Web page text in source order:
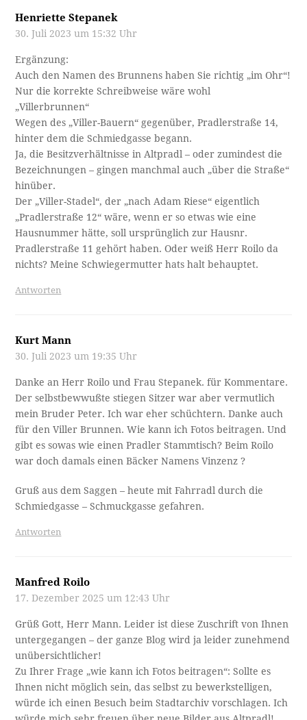
Henriette Stepanek
30. Juli 2023 um 15:32 Uhr
Ergänzung:
Auch den Namen des Brunnens haben Sie richtig „im Ohr“!
Nur die korrekte Schreibweise wäre wohl
„Villerbrunnen“
Wegen des „Viller-Bauern“ gegenüber, Pradlerstraße 14,
hinter dem die Schmiedgasse begann.
Ja, die Besitzverhältnisse in Altpradl – oder zumindest die
Bezeichnungen – gingen manchmal auch „über die Straße“
hinüber.
Der „Viller-Stadel“, der „nach Adam Riese“ eigentlich
„Pradlerstraße 12“ wäre, wenn er so etwas wie eine
Hausnummer hätte, soll ursprünglich zur Hausnr.
Pradlerstraße 11 gehört haben. Oder weiß Herr Roilo da
nichts? Meine Schwiegermutter hats halt behauptet.
Antworten
Kurt Mann
30. Juli 2023 um 19:35 Uhr
Danke an Herr Roilo und Frau Stepanek. für Kommentare.
Der selbstbewwußte stiegen Sitzer war aber vermutlich
mein Bruder Peter. Ich war eher schüchtern. Danke auch
für den Viller Brunnen. Wie kann ich Fotos beitragen. Und
gibt es sowas wie einen Pradler Stammtisch? Beim Roilo
war doch damals einen Bäcker Namens Vinzenz ?
Gruß aus dem Saggen – heute mit Fahrradl durch die
Schmiedgasse – Schmuckgasse gefahren.
Antworten
Manfred Roilo
17. Dezember 2025 um 12:43 Uhr
Grüß Gott, Herr Mann. Leider ist diese Zuschrift von Ihnen
untergegangen – der ganze Blog wird ja leider zunehmend
unübersichtlicher!
Zu Ihrer Frage „wie kann ich Fotos beitragen“: Sollte es
Ihnen nicht möglich sein, das selbst zu bewerkstelligen,
würde ich einen Besuch beim Stadtarchiv vorschlagen. Ich